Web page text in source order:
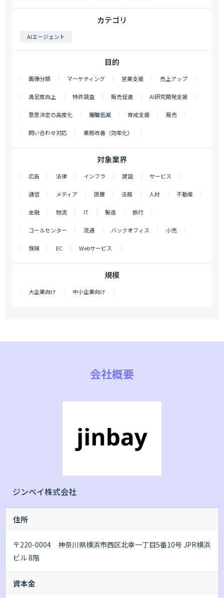
カテゴリ
AIエージェント
目的
画像分類 マーケティング 営業支援 売上アップ
満足度向上 特許調査 販売促進 AI研究開発支援
意思決定の高度化 離職低減 育成支援 販売
問い合わせ対応 業務改善（効率化）
対象業界
広告 法律 インフラ 建設 サービス
通信 メディア 医療 法務 人材 不動産
金融 物流 IT 製造 旅行
コールセンター 流通 バックオフィス 小売
保険 EC Webサービス
規模
大企業向け 中小企業向け
会社概要
ジンベイ株式会社
住所
〒220-0004 神奈川県横浜市西区北幸一丁目5番10号 JPR横浜
ビル 8階
資本金